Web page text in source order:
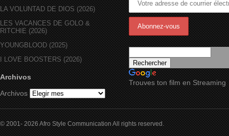
LA VOLUNTAD DE DIOS (2026)
LES VACANCES DE GOLO &
RITCHIE (2026)
YOUNGBLOOD (2025)
I LOVE BOOSTERS (2026)
Archivos
Archivos
Trouves ton film en Streaming
© 2001- 2026 Afro Style Communication All rights reserved.